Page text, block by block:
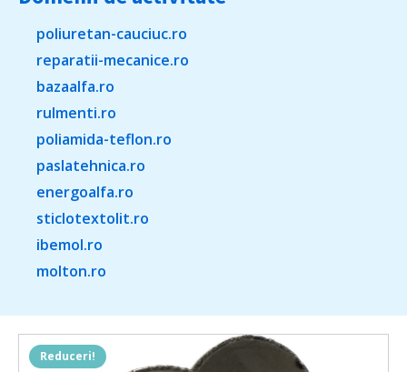
poliuretan-cauciuc.ro
reparatii-mecanice.ro
bazaalfa.ro
rulmenti.ro
poliamida-teflon.ro
paslatehnica.ro
energoalfa.ro
sticlotextolit.ro
ibemol.ro
molton.ro
Reduceri!